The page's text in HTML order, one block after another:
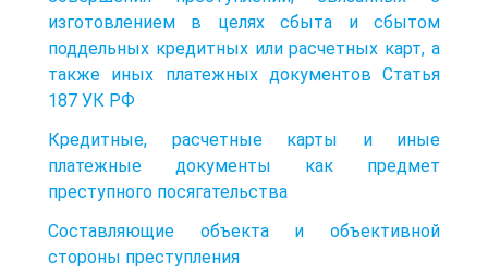
изготовлением в целях сбыта и сбытом
поддельных кредитных или расчетных карт, а
также иных платежных документов Статья
187 УК РФ
Кредитные, расчетные карты и иные
платежные документы как предмет
преступного посягательства
Составляющие объекта и объективной
стороны преступления